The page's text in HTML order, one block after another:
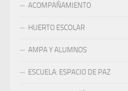
ACOMPAÑAMIENTO
HUERTO ESCOLAR
AMPA Y ALUMNOS
ESCUELA: ESPACIO DE PAZ